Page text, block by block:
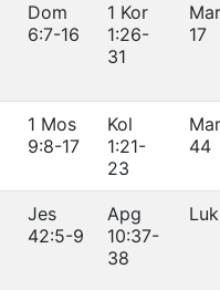
Dom
6:7-16
1 Kor
1:26-
31
17
1 Mos
9:8-17
Kol
1:21-
23
44
Jes
42:5-9
Apg
10:37-
38